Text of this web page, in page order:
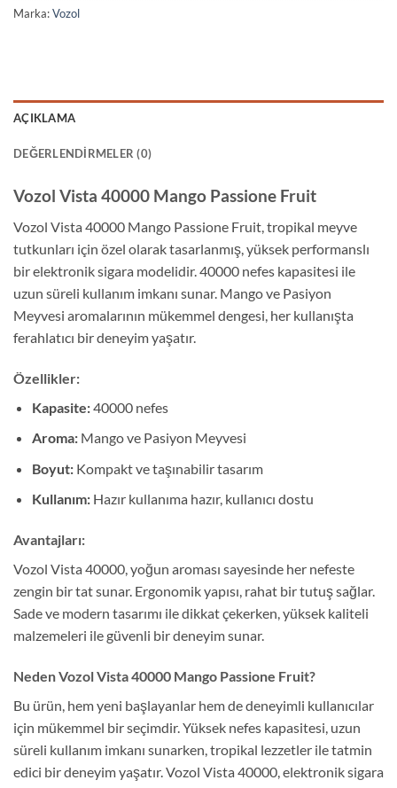
Marka:Vozol
AÇIKLAMA
DEĞERLENDIRMELER (0)
Vozol Vista 40000 Mango Passione Fruit
Vozol Vista 40000 Mango Passione Fruit, tropikal meyve
tutkunları için özel olarak tasarlanmış, yüksek performanslı
bir elektronik sigara modelidir. 40000 nefes kapasitesi ile
uzun süreli kullanım imkanı sunar. Mango ve Pasiyon
Meyvesi aromalarının mükemmel dengesi, her kullanışta
ferahlatıcı bir deneyim yaşatır.
Özellikler:
Kapasite:40000 nefes
Aroma:Mango ve Pasiyon Meyvesi
Boyut:Kompakt ve taşınabilir tasarım
Kullanım:Hazır kullanıma hazır, kullanıcı dostu
Avantajları:
Vozol Vista 40000, yoğun aroması sayesinde her nefeste
zengin bir tat sunar. Ergonomik yapısı, rahat bir tutuş sağlar.
Sade ve modern tasarımı ile dikkat çekerken, yüksek kaliteli
malzemeleri ile güvenli bir deneyim sunar.
Neden Vozol Vista 40000 Mango Passione Fruit?
Bu ürün, hem yeni başlayanlar hem de deneyimli kullanıcılar
için mükemmel bir seçimdir. Yüksek nefes kapasitesi, uzun
süreli kullanım imkanı sunarken, tropikal lezzetler ile tatmin
edici bir deneyim yaşatır. Vozol Vista 40000, elektronik sigara